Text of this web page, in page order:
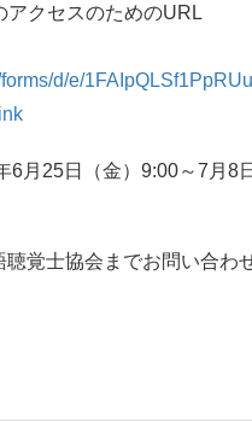
クセスのためのURL
d/e/
月25日（金）9:00～7月8
覚士協会までお問い合わ